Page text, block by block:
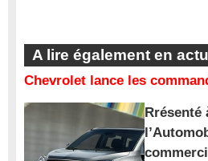
A lire également en
Chevrolet lance les
Rrésenté